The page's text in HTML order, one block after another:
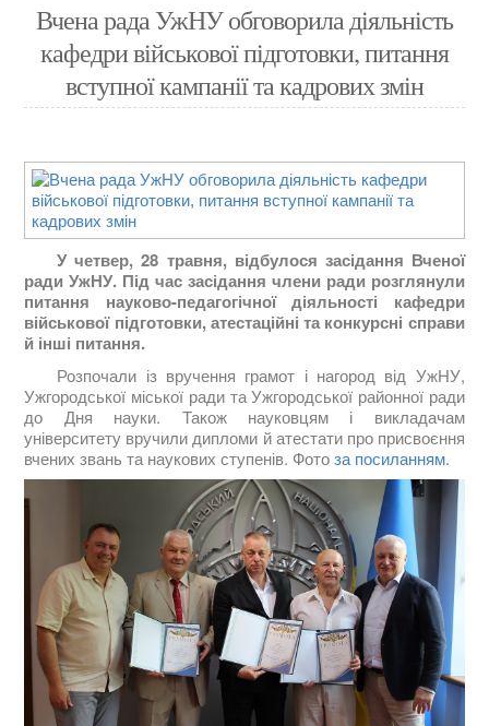
Вчена рада УжНУ обговорила діяльність
кафедри військової підготовки, питання
вступної кампанії та кадрових змін
У четвер, 28 травня, відбулося засідання Вченої
ради УжНУ. Під час засідання члени ради розглянули
питання науково-педагогічної діяльності кафедри
військової підготовки, атестаційні та конкурсні справи
й інші питання.
Розпочали із вручення грамот і нагород від УжНУ,
Ужгородської міської ради та Ужгородської районної ради
до Дня науки. Також науковцям і викладачам
університету вручили дипломи й атестати про присвоєння
вчених звань та наукових ступенів. Фотоза посиланням.